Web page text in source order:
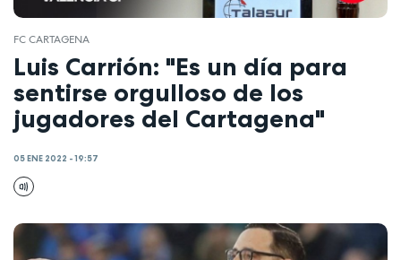
FC CARTAGENA
Luis Carrión: "Es un día para
sentirse orgulloso de los
jugadores del Cartagena"
05 ENE 2022 - 19:57